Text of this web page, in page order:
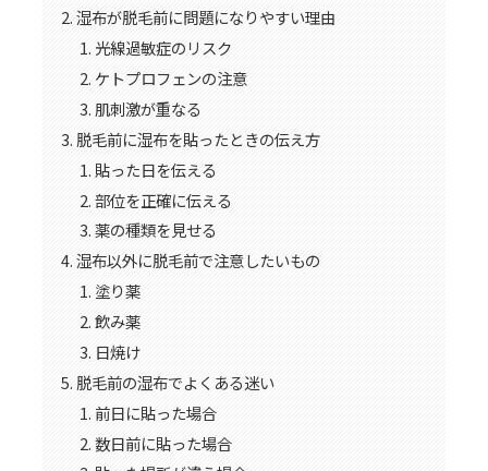
湿布が脱毛前に問題になりやすい理由
光線過敏症のリスク
ケトプロフェンの注意
肌刺激が重なる
脱毛前に湿布を貼ったときの伝え方
貼った日を伝える
部位を正確に伝える
薬の種類を見せる
湿布以外に脱毛前で注意したいもの
塗り薬
飲み薬
日焼け
脱毛前の湿布でよくある迷い
前日に貼った場合
数日前に貼った場合